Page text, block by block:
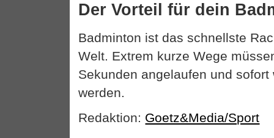
Der Vorteil für dein
Badminton ist das schnellste
Welt. Extrem kurze Wege
Sekunden angelaufen und
werden.
Redaktion: Goetz&Media/Sport